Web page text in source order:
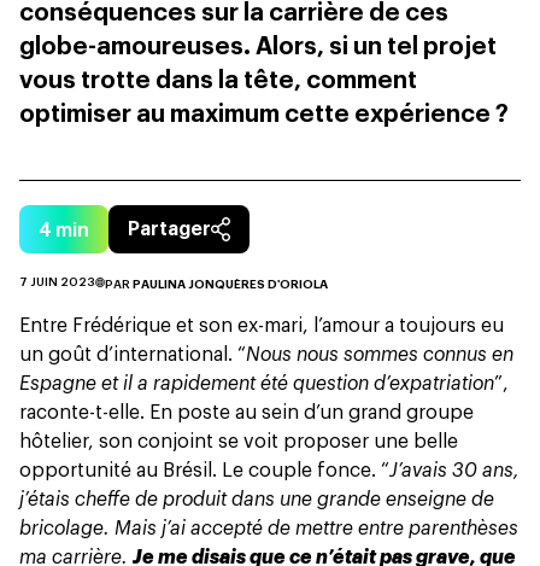
conséquences sur la carrière de ces
globe-amoureuses. Alors, si un tel projet
vous trotte dans la tête, comment
optimiser au maximum cette expérience ?
4 min Partager
7 JUIN 2023 PAR PAULINA JONQUÈRES D'ORIOLA
Entre Frédérique et son ex-mari, l’amour a toujours eu
un goût d’international. “Nous nous sommes connus en
Espagne et il a rapidement été question d’expatriation”,
raconte-t-elle. En poste au sein d’un grand groupe
hôtelier, son conjoint se voit proposer une belle
opportunité au Brésil. Le couple fonce. “J’avais 30 ans,
j’étais cheffe de produit dans une grande enseigne de
bricolage. Mais j’ai accepté de mettre entre parenthèses
ma carrière. Je me disais que ce n’était pas grave, que